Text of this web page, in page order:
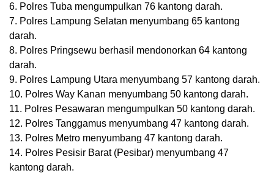
6. Polres Tuba mengumpulkan 76 kantong darah.
7. Polres Lampung Selatan menyumbang 65 kantong
darah.
8. Polres Pringsewu berhasil mendonorkan 64 kantong
darah.
9. Polres Lampung Utara menyumbang 57 kantong darah.
10. Polres Way Kanan menyumbang 50 kantong darah.
11. Polres Pesawaran mengumpulkan 50 kantong darah.
12. Polres Tanggamus menyumbang 47 kantong darah.
13. Polres Metro menyumbang 47 kantong darah.
14. Polres Pesisir Barat (Pesibar) menyumbang 47
kantong darah.